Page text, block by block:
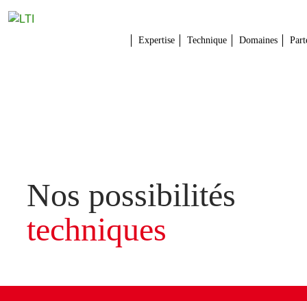
Expertise Technique Domaines
Nos possibilités
techniques